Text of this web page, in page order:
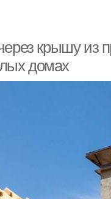
крышу
домах